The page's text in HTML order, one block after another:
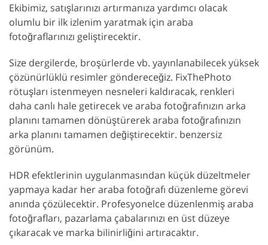
Ekibimiz, satışlarınızı artırmanıza yardımcı olacak
olumlu bir ilk izlenim yaratmak için araba
fotoğraflarınızı geliştirecektir.
Size dergilerde, broşürlerde vb. yayınlanabilecek yüksek
çözünürlüklü resimler göndereceğiz. FixThePhoto
rötuşları istenmeyen nesneleri kaldıracak, renkleri
daha canlı hale getirecek ve araba fotoğrafınızın arka
planını tamamen dönüştürerek araba fotoğrafınızın
arka planını tamamen değiştirecektir. benzersiz
görünüm.
HDR efektlerinin uygulanmasından küçük düzeltmeler
yapmaya kadar her araba fotoğrafı düzenleme görevi
anında çözülecektir. Profesyonelce düzenlenmiş araba
fotoğrafları, pazarlama çabalarınızı en üst düzeye
çıkaracak ve marka bilinirliğini artıracaktır.